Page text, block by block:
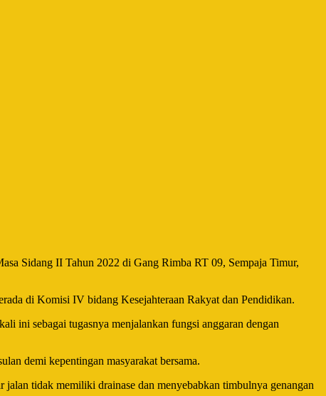
Sidang II Tahun 2022 di Gang Rimba RT 09, Sempaja Timur,
di Komisi IV bidang Kesejahteraan Rakyat dan Pendidikan.
ini sebagai tugasnya menjalankan fungsi anggaran dengan
demi kepentingan masyarakat bersama.
tidak memiliki drainase dan menyebabkan timbulnya genangan